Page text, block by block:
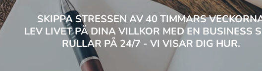
SKIPPA STRESSEN AV 40 TIMMARS
LEV LIVET PÅ DINA VILLKOR MED EN BUSINESS
RULLAR PÅ 24/7 - VI VISAR DIG HUR.